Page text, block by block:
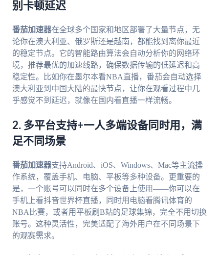
别卡顿延迟
番茄加速器在全球多个国家和地区部署了大量节点，无
论你在澳大利亚、俄罗斯还是越南，都能找到离你最近
的稳定节点。它的智能路由算法会自动分析你的网络环
境，推荐最优的加速线路，确保数据传输的低延迟和高
稳定性。比如你在墨尔本看NBA直播，番茄会自动选择
澳大利亚到中国大陆的最快节点，让你在观看过程中几
乎感觉不到延迟，就像在国内看直播一样流畅。
2. 多平台支持+一人多端设备同时用，满
足不同场景
番茄加速器支持Android、iOS、Windows、Mac等主流操
作系统，覆盖手机、电脑、平板等多种设备。更重要的
是，一个账号可以同时在多个设备上使用——你可以在
手机上看抖音世界杯直播，同时用电脑看腾讯体育的
NBA比赛，或者用平板刷B站的足球集锦，完全不用切换
账号。这种灵活性，完美适配了海外用户在不同场景下
的观赛需求。